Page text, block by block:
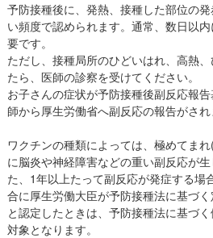
予防接種後に、発熱、接種した部位の
い頻度で認められます。通常、数日以
要です。
ただし、接種局所のひどいはれ、高熱
たら、医師の診察を受けてください。
お子さんの症状が予防接種後副反応報
師から厚生労働省へ副反応の報告がされ
ワクチンの種類によっては、極めてま
に脳炎や神経障害などの重い副反応が
た、1年以上たって副反応が発症する場
合に厚生労働大臣が予防接種法に基づ
と認定したときは、予防接種法に基づ
対象となります。